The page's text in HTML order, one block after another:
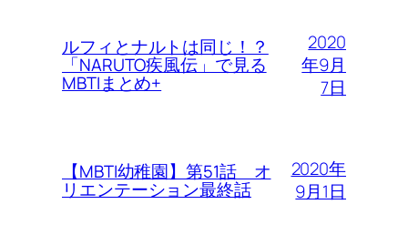
ルフィとナルトは同じ！？
「NARUTO疾風伝」で見る
MBTIまとめ+
2020
年9月
7日
【MBTI幼稚園】第51話 オ
リエンテーション最終話
2020年
9月1日